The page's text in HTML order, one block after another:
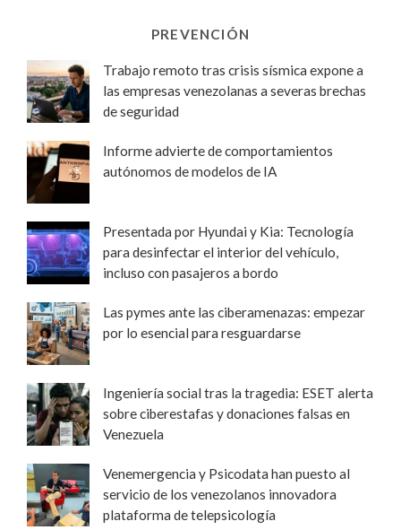
PREVENCIÓN
Trabajo remoto tras crisis sísmica expone a
las empresas venezolanas a severas brechas
de seguridad
Informe advierte de comportamientos
autónomos de modelos de IA
Presentada por Hyundai y Kia: Tecnología
para desinfectar el interior del vehículo,
incluso con pasajeros a bordo
Las pymes ante las ciberamenazas: empezar
por lo esencial para resguardarse
Ingeniería social tras la tragedia: ESET alerta
sobre ciberestafas y donaciones falsas en
Venezuela
Venemergencia y Psicodata han puesto al
servicio de los venezolanos innovadora
plataforma de telepsicología